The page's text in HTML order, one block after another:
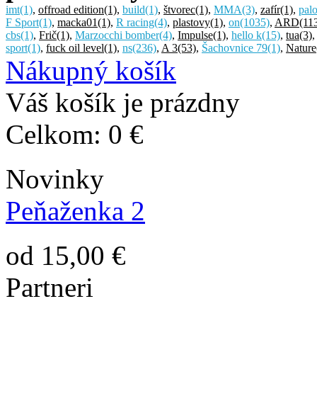
imt(1), offroad edition(1), build(1), štvorec(1), MMA(3), zafír(1), palo
F Sport(1), macka01(1), R racing(4), plastovy(1), on(1035), ARD
cbs(1), Frič(1), Marzocchi bomber(4), Impulse(1), hello k(15), tua(3),
sport(1), fuck oil level(1), ns(236), A 3(53), Šachovnice 79(1), Nature
Nákupný košík
Váš košík je prázdny
Celkom: 0 €
Novinky
Peňaženka 2
od 15,00 €
Partneri